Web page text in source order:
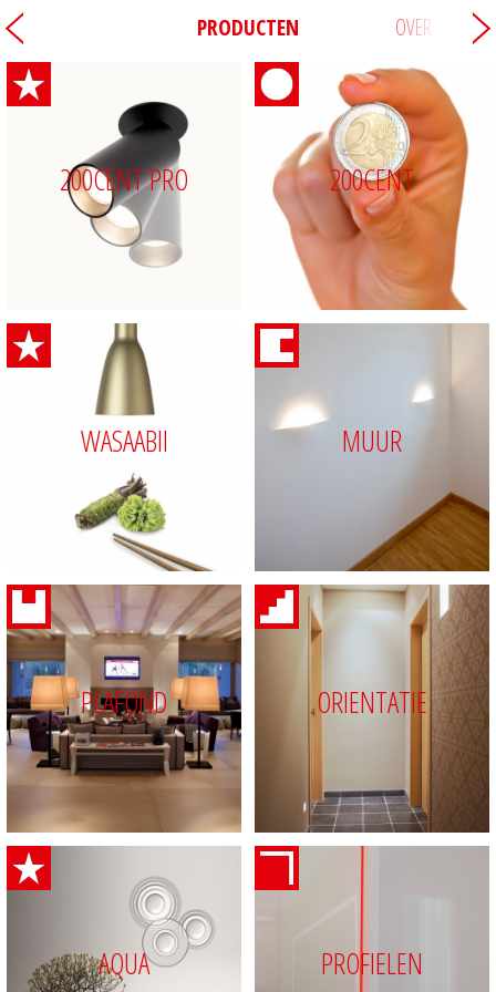
PRODUCTEN OVER
200CENT PRO 200CENT
WASAABII MUUR
PLAFOND ORIENTATIE
AQUA PROFIELEN